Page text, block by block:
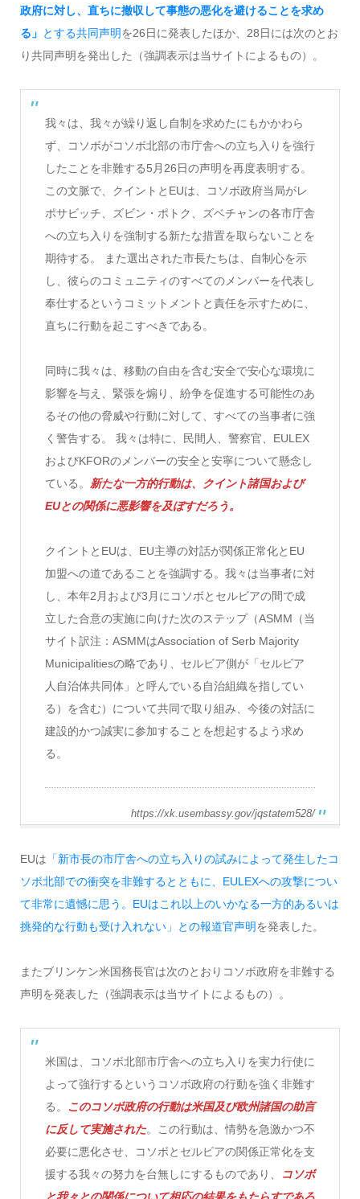
政府に対し、直ちに撤収して事態の悪化を避けることを求め
る」 とする共同声明を26日に発表したほか、28日には次のとお
り共同声明を発出した（強調表示は当サイトによるもの）。
我々は、我々が繰り返し自制を求めたにもかかわら
ず、コソボがコソボ北部の市庁舎への立ち入りを強行
したことを非難する5月26日の声明を再度表明する。
この文脈で、クイントとEUは、コソボ政府当局がレ
ポサビッチ、ズビン・ポトク、ズベチャンの各市庁舎
への立ち入りを強制する新たな措置を取らないことを
期待する。 また選出された市長たちは、自制心を示
し、彼らのコミュニティのすべてのメンバーを代表し
奉仕するというコミットメントと責任を示すために、
直ちに行動を起こすべきである。
同時に我々は、移動の自由を含む安全で安心な環境に
影響を与え、緊張を煽り、紛争を促進する可能性のあ
るその他の脅威や行動に対して、すべての当事者に強
く警告する。 我々は特に、民間人、警察官、EULEX
およびKFORのメンバーの安全と安寧について懸念し
ている。 新たな一方的行動は、クイント諸国および
EUとの関係に悪影響を及ぼすだろう。
クイントとEUは、EU主導の対話が関係正常化とEU
加盟への道であることを強調する。我々は当事者に対
し、本年2月および3月にコソボとセルビアの間で成
立した合意の実施に向けた次のステップ（ASMM（当
サイト訳注：ASMMはAssociation of Serb Majority
Municipalitiesの略であり、セルビア側が「セルビア
人自治体共同体」と呼んでいる自治組織を指してい
る）を含む）について共同で取り組み、今後の対話に
建設的かつ誠実に参加することを想起するよう求め
る。
https://xk.usembassy.gov/jqstatem528/
EUは 「新市長の市庁舎への立ち入りの試みによって発生したコ
ソボ北部での衝突を非難するとともに、EULEXへの攻撃につい
て非常に遺憾に思う。EUはこれ以上のいかなる一方的あるいは
挑発的な行動も受け入れない」
との報道官声明を発表した。
またブリンケン米国務長官は次のとおりコソボ政府を非難する
声明を発表した（強調表示は当サイトによるもの）。
米国は、コソボ北部市庁舎への立ち入りを実力行使に
よって強行するというコソボ政府の行動を強く非難す
る。
このコソボ政府の行動は米国及び欧州諸国の助言
に反して実施された。この行動は、情勢を急激かつ不
必要に悪化させ、コソボとセルビアの関係正常化を支
援する我々の努力を台無しにするものであり、
コソボ
と我々との関係について相応の結果をもたらすであろ